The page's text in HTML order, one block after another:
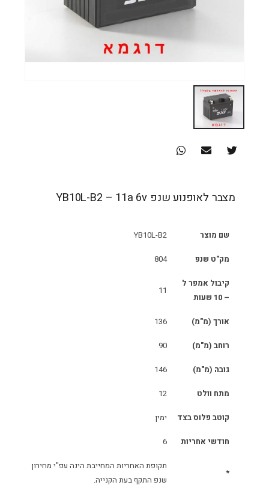
מצבר לאופנוע שנפ YB10L-B2 – 11a 6v
שם מוצר YB10L-B2
מק"ט שנפ 804
קיבול אמפר ל
– 10 שעות
11
אורך (מ"מ) 136
רוחב (מ"מ) 90
גובה (מ"מ) 146
מתח וולט 12
קוטב פלוס בצד ימין
חודשי אחריות 6
*
תקופת האחריות המחייבת הינה עפ"י מחירון
שנפ התקף בעת הקנייה.